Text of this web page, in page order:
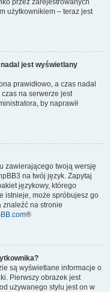
przez zarejestrowanych
użytkownikiem – teraz jest
jest wyświetlany
prawidłowo, a czas nadal
na serwerze jest
by naprawił
zawierającego twoją wersję
na twój język. Zapytaj
językowy, którego
istnieje, może spróbujesz go
znaleźć na stronie
®
są wyświetlane informacje o
Pierwszy obrazek jest
używanego stylu jest on w